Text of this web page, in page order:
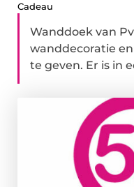
Cadeau
Wanddoek van
wanddecoratie
te geven. Er is in